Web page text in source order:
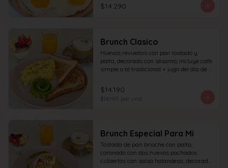
$1.000 adicionales) + yogur griego con
granola y frutas de estación.
$14.290
Brunch Clasico
Huevos revueltos con pan tostado y
palta, decorado con sésamo; incluye café
simple o té tradicional + jugo del día de
$1.000 adicionales), + yogur griego con
granola y frutas de estación.
$14.190
$14.190 por und
Brunch Especial Para Mi
Tostada de pan brioche con palta,
coronado con dos huevos pochados
cubiertos con salsa holandesa, decorado